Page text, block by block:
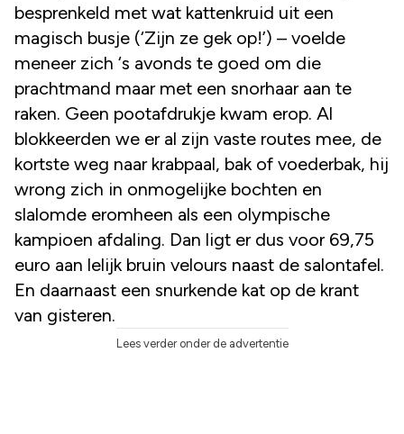
besprenkeld met wat kattenkruid uit een
magisch busje (‘Zijn ze gek op!’) – voelde
meneer zich ‘s avonds te goed om die
prachtmand maar met een snorhaar aan te
raken. Geen pootafdrukje kwam erop. Al
blokkeerden we er al zijn vaste routes mee, de
kortste weg naar krabpaal, bak of voederbak, hij
wrong zich in onmogelijke bochten en
slalomde eromheen als een olympische
kampioen afdaling. Dan ligt er dus voor 69,75
euro aan lelijk bruin velours naast de salontafel.
En daarnaast een snurkende kat op de krant
van gisteren.
Lees verder onder de advertentie